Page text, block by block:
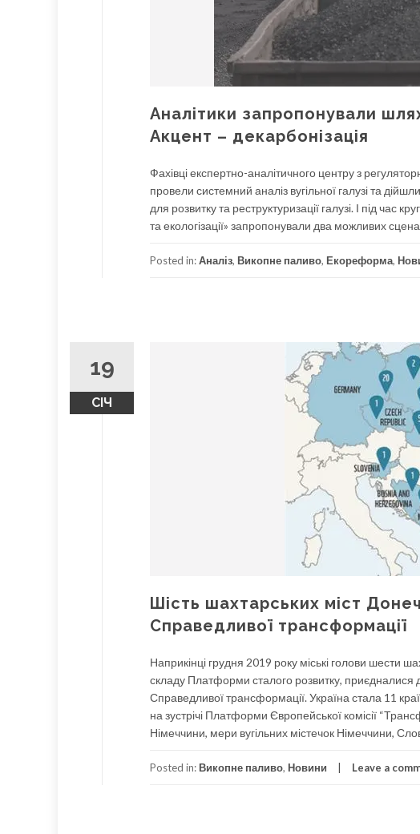
Аналітики запропонували
Акцент – декарбонізація
Фахівці експертно-аналітичного центру з
провели системний аналіз вугільної галузі та
для розвитку та реструктуризації галузі. І під час
та екологізації» запропонували два можливих
Posted in:Аналіз, Викопне паливо, Екореформа,
19
СІЧ
Шість шахтарських міст
Справедливої трансформації
Наприкінці грудня 2019 року міські голови шести
складу Платформи сталого розвитку, приєдналися
Справедливої трансформації. Україна стала 11
на зустрічі Платформи Європейської комісії
Німеччини, мери вугільних містечок Німеччини,
Posted in: Викопне паливо, Новини Leave a